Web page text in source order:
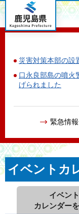
鹿児島県
災害対策本部の設
口永良部島の噴火
げられました
緊急情
イベントカ
イベント
カレンダー